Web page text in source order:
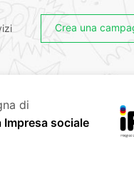
Crea una
di
sociale